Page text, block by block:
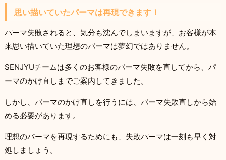
思い描いていたパーマは再現できます！
パーマ失敗されると、気分も沈んでしまいますが、お客様が本
来思い描いていた理想のパーマは夢幻ではありません。
SENJYUチームは多くのお客様のパーマ失敗を直してから、パ
ーマのかけ直しまでご案内してきました。
しかし、パーマのかけ直しを行うには、パーマ失敗直しから始
める必要があります。
理想のパーマを再現するためにも、失敗パーマは一刻も早く対
処しましょう。